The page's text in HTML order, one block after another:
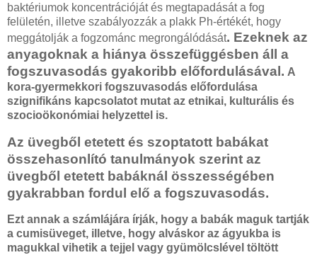
baktériumok koncentrációját és megtapadását a fog
felületén, illetve szabályozzák a plakk Ph-értékét, hogy
meggátolják a fogzománc megrongálódását. Ezeknek az
anyagoknak a hiánya összefüggésben áll a
fogszuvasodás gyakoribb előfordulásával. A
kora-gyermekkori fogszuvasodás előfordulása
szignifikáns kapcsolatot mutat az etnikai, kulturális és
szocioökonómiai helyzettel is.
Az üvegből etetett és szoptatott babákat
összehasonlító tanulmányok szerint az
üvegből etetett babáknál összességében
gyakrabban fordul elő a fogszuvasodás.
Ezt annak a számlájára írják, hogy a babák maguk tartják
a cumisüveget, illetve, hogy alváskor az ágyukba is
magukkal vihetik a tejjel vagy gyümölcslével töltött